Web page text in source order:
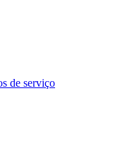
de serviço